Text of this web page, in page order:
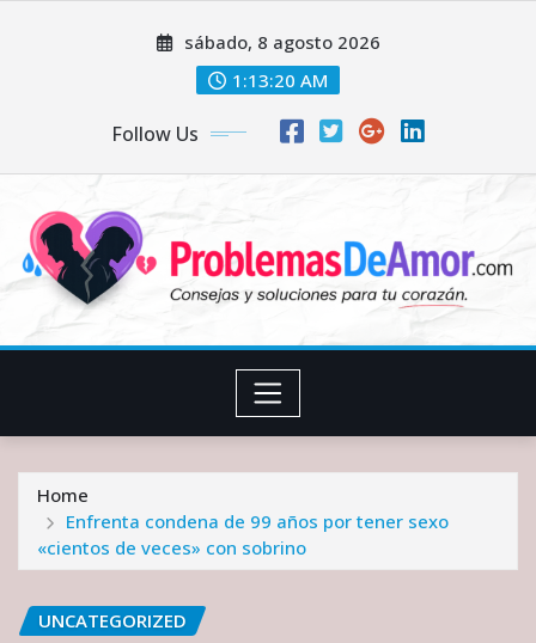
sábado, 8 agosto 2026
1:13:21 AM
Follow Us
Home
Enfrenta condena de 99 años por tener sexo
«cientos de veces» con sobrino
UNCATEGORIZED